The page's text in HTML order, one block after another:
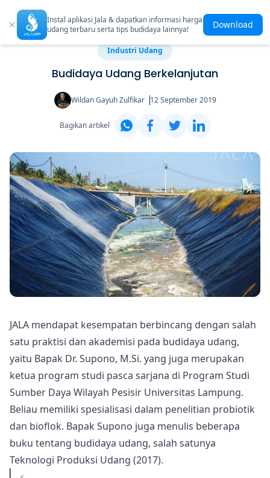
Instal aplikasi Jala & dapatkan informasi harga
udang terbaru serta tips budidaya lainnya!
Download
Industri Udang
Budidaya Udang Berkelanjutan
Wildan Gayuh Zulfikar 12 September 2019
Bagikan artikel
JALA mendapat kesempatan berbincang dengan salah
satu praktisi dan akademisi pada budidaya udang,
yaitu Bapak Dr. Supono, M.Si. yang juga merupakan
ketua program studi pasca sarjana di Program Studi
Sumber Daya Wilayah Pesisir Universitas Lampung.
Beliau memiliki spesialisasi dalam penelitian probiotik
dan bioflok. Bapak Supono juga menulis beberapa
buku tentang budidaya udang, salah satunya
Teknologi Produksi Udang (2017).